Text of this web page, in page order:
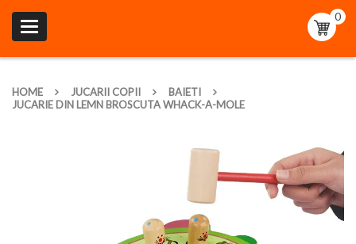
Toggle
navigation
0
HOME JUCARII COPII
BAIETI
JUCARIE DIN LEMN BROSCUTA WHACK-A-MOLE